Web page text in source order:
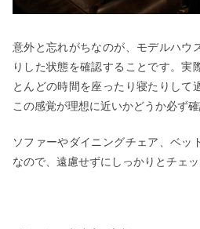
意外と忘れがちなのが、モデルハウ
りした状態を確認することです。実
とんどの時間を座ったり寝たりして
この感覚が理想に近いかどうか必ず確
ソファーやダイニングチェア、ベッ
なので、遠慮せずにしっかりとチェッ